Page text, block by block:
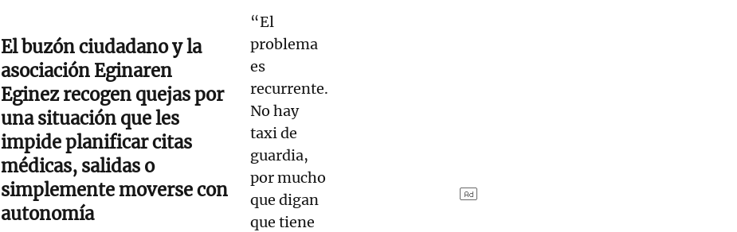
El buzón ciudadano y la
asociación Eginaren
Eginez recogen quejas por
una situación que les
impide planificar citas
médicas, salidas o
simplemente moverse con
autonomía
“El
problema
es
recurrente.
No hay
taxi de
guardia,
por mucho
que digan
que tiene